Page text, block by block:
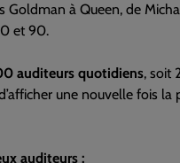
Goldman à Queen, de
et 90.
auditeurs quotidiens, soit
une nouvelle fois la
auditeurs :